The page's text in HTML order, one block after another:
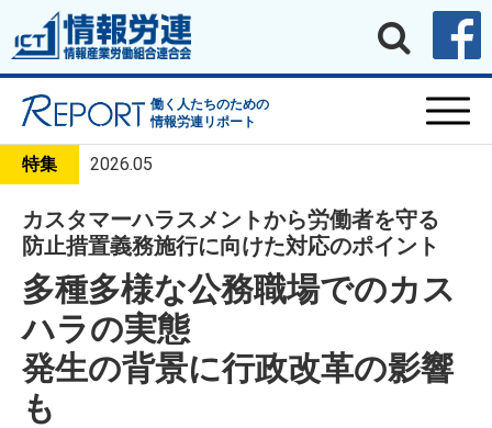
働く人たちのための
情報労連リポート
特集 2026.05
カスタマーハラスメントから労働者を守る
防止措置義務施行に向けた対応のポイント
多種多様な公務職場でのカス
ハラの実態
発生の背景に行政改革の影響
も